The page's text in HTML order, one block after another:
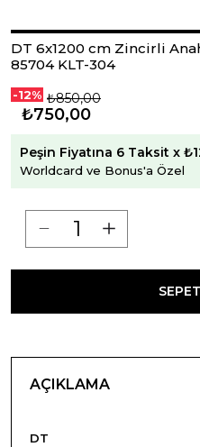
DT 6x1200 cm Zincirli
85704 KLT-304
-12% ₺850,00
₺750,00
Peşin Fiyatına 6 Taksit x
Worldcard ve Bonus'a Özel
AÇIKLAMA
DT